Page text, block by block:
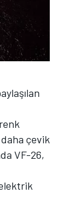
çevik
VF-26,